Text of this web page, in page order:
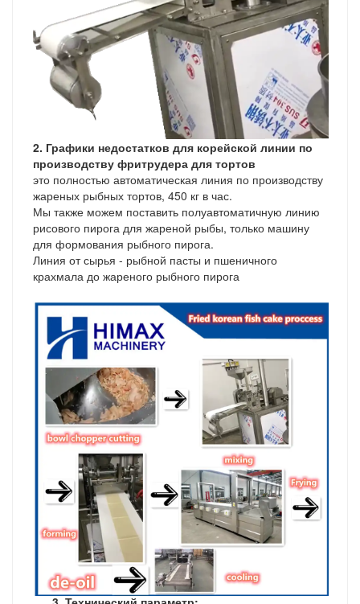
2. Графики недостатков для корейской линии по
производству фритрудера для тортов
это полностью автоматическая линия по производству
жареных рыбных тортов, 450 кг в час.
Мы также можем поставить полуавтоматичную линию
рисового пирога для жареной рыбы, только машину
для формования рыбного пирога.
Линия от сырья - рыбной пасты и пшеничного
крахмала до жареного рыбного пирога